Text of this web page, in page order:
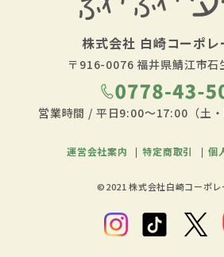
株式会社 白崎コーポ
〒916-0076福井県鯖江市
営業時間 / 平日9:00～17:00（土・
運営会社案内 特定商取引 個
©2021 株式会社白崎コーポレ